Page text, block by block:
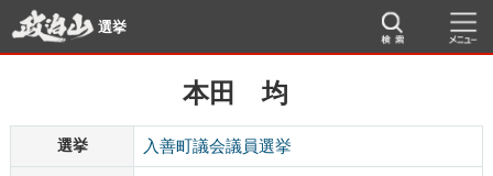
選挙
本田 均
選挙 入善町議会議員選挙